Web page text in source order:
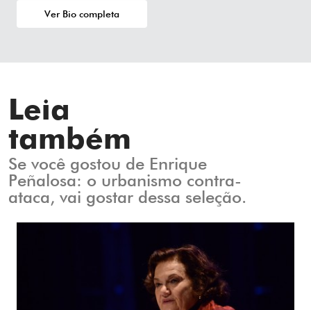
Ver Bio completa
Leia
também
Se você gostou de Enrique
Peñalosa: o urbanismo contra-
ataca, vai gostar dessa seleção.